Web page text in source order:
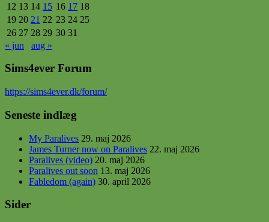
12 13 14 15 16 17 18
19 20 21 22 23 24 25
26 27 28 29 30 31
« jun
aug »
Sims4ever Forum
https://sims4ever.dk/forum/
Seneste indlæg
My Paralives 29. maj 2026
James Turner now on Paralives 22. maj 2026
Paralives (video) 20. maj 2026
Paralives out soon 13. maj 2026
Fabledom (again) 30. april 2026
Sider